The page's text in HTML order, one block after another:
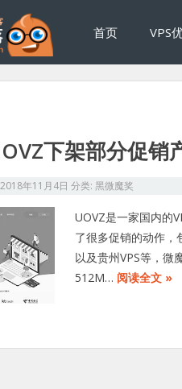
首页 VPS
下架部分促销
2018年11月4日 分类: 黑微魔奖
UOVZ是一家国内的
了很多促销的动作，
以及贵州VPS等，微
512M… 阅读全文 »